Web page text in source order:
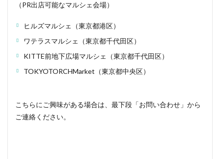
（PR出店可能なマルシェ会場）
ヒルズマルシェ（東京都港区）
ワテラスマルシェ（東京都千代田区）
KITTE前地下広場マルシェ（東京都千代田区）
TOKYOTORCHMarket（東京都中央区）
こちらにご興味がある場合は、最下段「お問い合わせ」から
ご連絡ください。